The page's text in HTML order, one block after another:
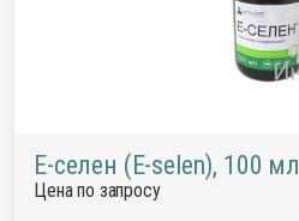
Е-селен (E-selen), 100 мл
Цена по запросу